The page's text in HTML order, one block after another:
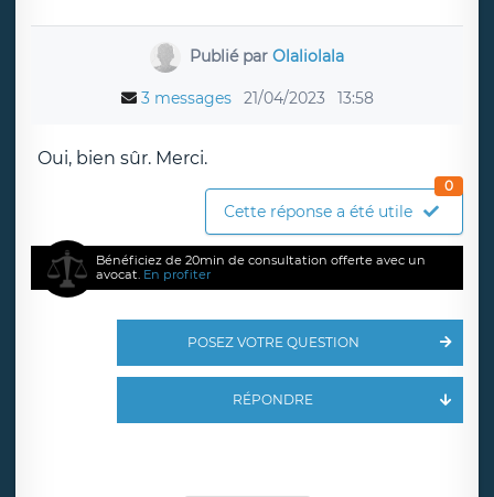
Publié par Olaliolala
3 messages 21/04/2023 13:58
Oui, bien sûr. Merci.
Cette réponse a été utile
0
Bénéficiez de 20min de consultation offerte avec un
avocat. En profiter
POSEZ VOTRE QUESTION
RÉPONDRE